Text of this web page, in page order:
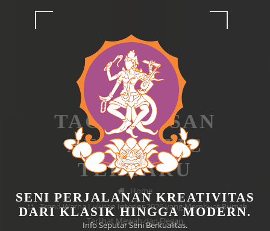
SENI PERJALANAN KREATIVITAS
DARI KLASIK HINGGA MODERN.
Info Seputar Seni Berkualitas.
TAG LUKISAN
AESTHETIC
TERBARU
Home
Trend Warna Lukisan Interior 2026 yang Membuat Rumah
Terlihat Mewah dan Elegan